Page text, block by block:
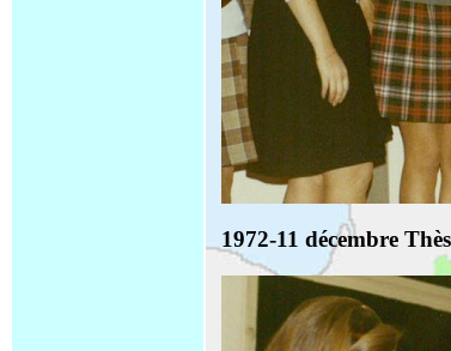
1972-11 décembre